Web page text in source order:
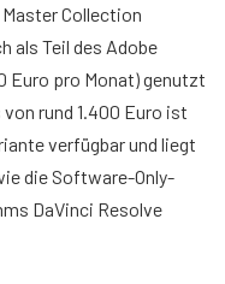
Collection
als Teil des Adobe
Euro pro Monat) genutzt
rund 1.400 Euro ist
verfügbar und liegt
die Software-Only-
DaVinci Resolve